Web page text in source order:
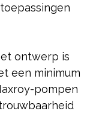
ontwerp is
een minimum
pompen